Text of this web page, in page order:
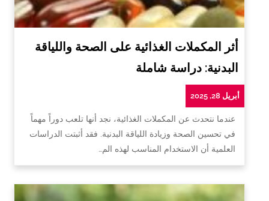
أثر المكملات الغذائية على الصحة واللياقة
البدنية: دراسة شاملة
أبريل 28, 2025
عندما نتحدث عن المكملات الغذائية، نجد أنها تلعب دوراً مهماً
في تحسين الصحة وزيادة اللياقة البدنية. فقد أثبتت الدراسات
العلمية أن الاستخدام المناسب لهذه الم…